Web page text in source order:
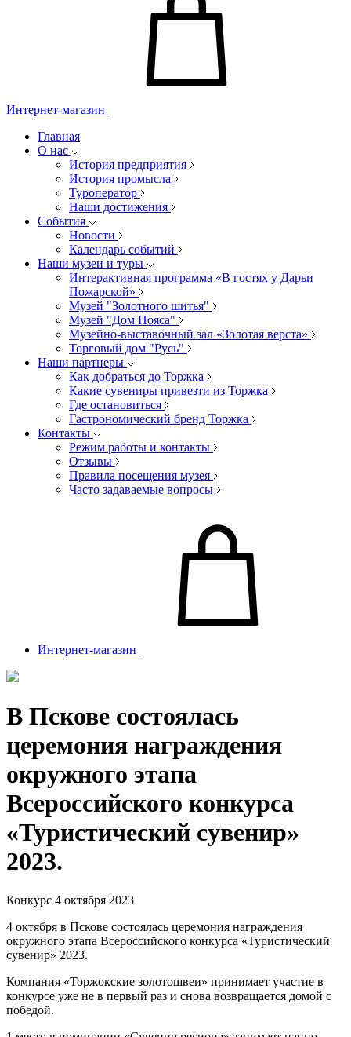
Интернет-магазин
Главная
О нас
История предприятия
История промысла
Туроператор
Наши достижения
События
Новости
Календарь событий
Наши музеи и туры
Интерактивная программа «В гостях у Дарьи
Пожарской»
Музей "Золотного шитья"
Музей "Дом Пояса"
Музейно-выставочный зал «Золотая верста»
Торговый дом "Русь"
Наши партнеры
Как добраться до Торжка
Какие сувениры привезти из Торжка
Где остановиться
Гастрономический бренд Торжка
Контакты
Режим работы и контакты
Отзывы
Правила посещения музея
Часто задаваемые вопросы
Интернет-магазин
В Пскове состоялась
церемония награждения
окружного этапа
Всероссийского конкурса
«Туристический сувенир»
2023.
Конкурс 4 октября 2023
4 октября в Пскове состоялась церемония награждения
окружного этапа Всероссийского конкурса «Туристический
сувенир» 2023.
Компания «Торжокские золотошвеи» принимает участие в
конкурсе уже не в первый раз и снова возвращается домой с
победой.